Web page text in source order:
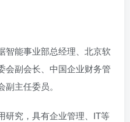
智能事业部总经理、北京软
会副会长、中国企业财务管
主任委员。
研究，具有企业管理、IT等